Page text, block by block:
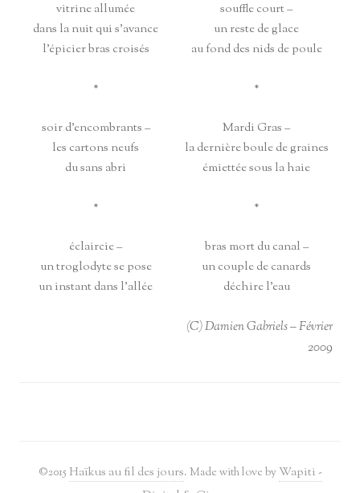
vitrine allumée
dans la nuit qui s’avance
l’épicier bras croisés
*
soir d’encombrants –
les cartons neufs
du sans abri
*
éclaircie –
un troglodyte se pose
un instant dans l’allée
souffle court –
un reste de glace
au fond des nids de poule
*
Mardi Gras –
la dernière boule de graines
émiettée sous la haie
*
bras mort du canal –
un couple de canards
déchire l’eau
(C) Damien Gabriels – Février
2009
©2015 Haïkus au fil des jours. Made with love byWapiti -